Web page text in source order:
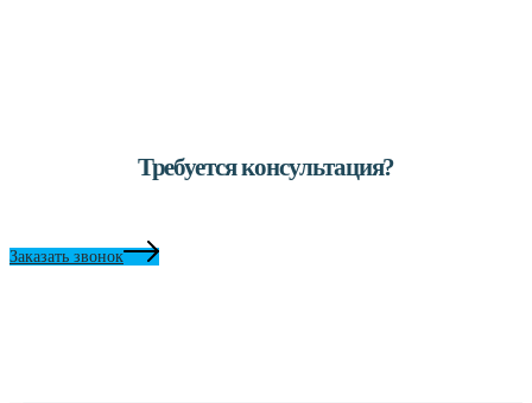
Требуется консультация?
Заказать звонок